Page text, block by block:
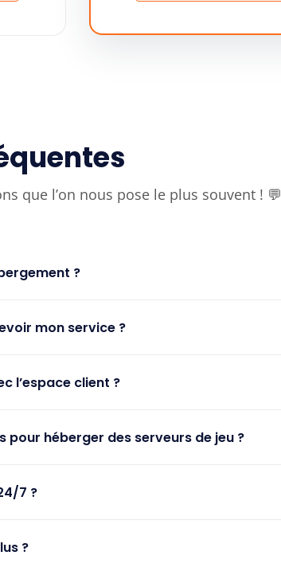
que l’on nous pose le plus souvent ! 💬
?
mon service ?
l’espace client ?
pour héberger des serveurs de jeu ?
7 ?
?